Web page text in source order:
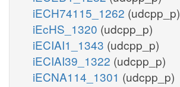
iECH74115_1262 (udcpp_p)
iEcHS_1320 (udcpp_p)
iECIAI1_1343 (udcpp_p)
iECIAI39_1322 (udcpp_p)
iECNA114_1301 (udcpp_p)